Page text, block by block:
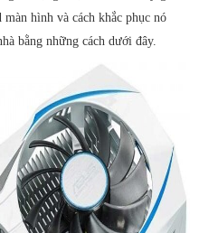
hình và cách khắc phục nó
bằng những cách dưới đây.